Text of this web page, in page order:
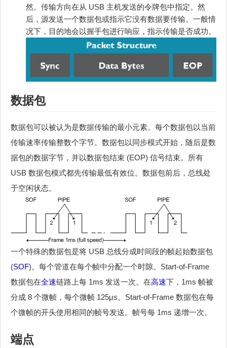
然。传输方向在从 USB 主机发送的令牌包中指定。然
后，源发送一个数据包或指示它没有数据要传输。一般情
况下，目的地会以握手包进行响应，指示传输是否成功。
数据包
数据包可以被认为是数据传输的最小元素。每个数据包以当前
传输速率传输整数个字节。数据包以同步模式开始，随后是数
据包的数据字节，并以数据包结束 (EOP) 信号结束。所有
USB 数据包模式都先传输最低有效位。数据包前后，总线处
于空闲状态。
一个特殊的数据包是将 USB 总线分成时间段的帧起始数据包
(SOF)。每个管道在每个帧中分配一个时隙。Start-of-Frame
数据包在全速链路上每 1ms 发送一次。在高速下，1ms 帧被
分成 8 个微帧，每个微帧 125μs。Start-of-Frame 数据包在每
个微帧的开头使用相同的帧号发送。帧号每 1ms 递增一次。
端点